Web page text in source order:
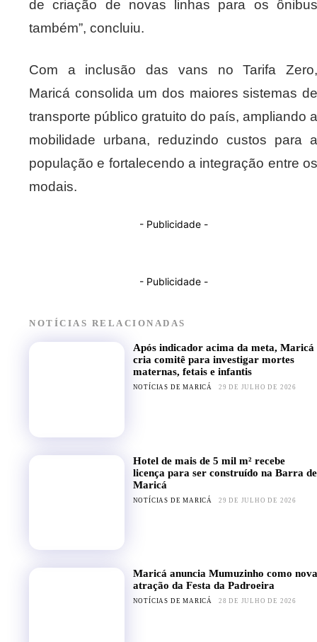
de criação de novas linhas para os ônibus
também”, concluiu.
Com a inclusão das vans no Tarifa Zero,
Maricá consolida um dos maiores sistemas de
transporte público gratuito do país, ampliando a
mobilidade urbana, reduzindo custos para a
população e fortalecendo a integração entre os
modais.
- Publicidade -
- Publicidade -
NOTÍCIAS RELACIONADAS
Após indicador acima da meta, Maricá
cria comitê para investigar mortes
maternas, fetais e infantis
NOTÍCIAS DE MARICÁ 29 DE JULHO DE 2026
Hotel de mais de 5 mil m² recebe
licença para ser construído na Barra de
Maricá
NOTÍCIAS DE MARICÁ 29 DE JULHO DE 2026
Maricá anuncia Mumuzinho como nova
atração da Festa da Padroeira
NOTÍCIAS DE MARICÁ 28 DE JULHO DE 2026